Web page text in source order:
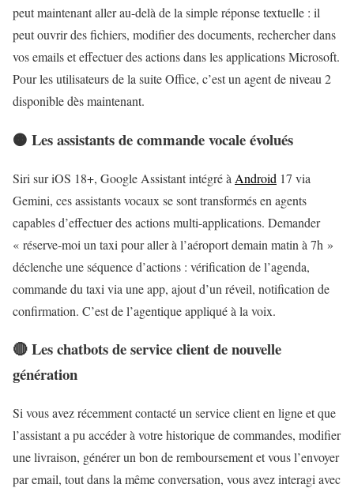
peut maintenant aller au-delà de la simple réponse textuelle : il
peut ouvrir des fichiers, modifier des documents, rechercher dans
vos emails et effectuer des actions dans les applications Microsoft.
Pour les utilisateurs de la suite Office, c’est un agent de niveau 2
disponible dès maintenant.
🟠 Les assistants de commande vocale évolués
Siri sur iOS 18+, Google Assistant intégré à Android 17 via
Gemini, ces assistants vocaux se sont transformés en agents
capables d’effectuer des actions multi-applications. Demander
« réserve-moi un taxi pour aller à l’aéroport demain matin à 7h »
déclenche une séquence d’actions : vérification de l’agenda,
commande du taxi via une app, ajout d’un réveil, notification de
confirmation. C’est de l’agentique appliqué à la voix.
🔴 Les chatbots de service client de nouvelle
génération
Si vous avez récemment contacté un service client en ligne et que
l’assistant a pu accéder à votre historique de commandes, modifier
une livraison, générer un bon de remboursement et vous l’envoyer
par email, tout dans la même conversation, vous avez interagi avec